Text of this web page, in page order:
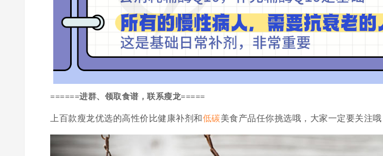
======进群、领取食谱，联系瘦龙=====
上百款瘦龙优选的高性价比健康补剂和低碳美食产品任你挑选哦，大家一定要关注哦